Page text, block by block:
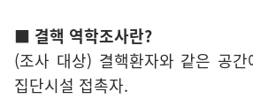
■ 결핵 역학조사란?
(조사 대상) 결핵환자와 같은 공
집단시설 접촉자.